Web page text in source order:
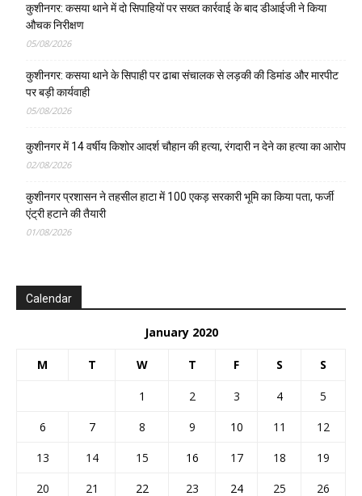
कुशीनगर: कसया थाने में दो सिपाहियों पर सख्त कार्रवाई के बाद डीआईजी ने किया
औचक निरीक्षण
05/08/2026
कुशीनगर: कसया थाने के सिपाही पर ढाबा संचालक से लड़की की डिमांड और मारपीट
पर बड़ी कार्यवाही
05/08/2026
कुशीनगर में 14 वर्षीय किशोर आदर्श चौहान की हत्या, रंगदारी न देने का हत्या का आरोप
02/08/2026
कुशीनगर प्रशासन ने तहसील हाटा में 100 एकड़ सरकारी भूमि का किया पता, फर्जी
एंट्री हटाने की तैयारी
01/08/2026
Calendar
January 2020
M T W T F S S
1 2 3 4
5
6
7 8 9 10 11
12
13
14 15 16 17 18
19
20
21 22 23 24 25
26